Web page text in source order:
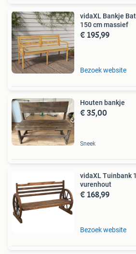
vidaXL Bankje
150 cm massief
€ 195,99
Bezoek website
Houten bankje
€ 35,00
Sneek
vidaXL Tuinbank
vurenhout
€ 168,99
Bezoek website